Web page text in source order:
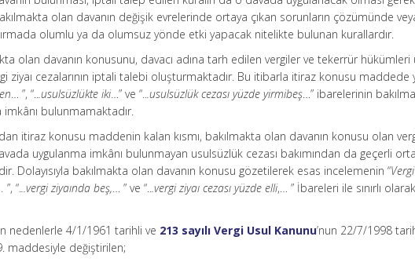
olan davanın değişik evrelerinde ortaya çıkan sorunların çözümünde
olumlu ya da olumsuz yönde etki yapacak nitelikte bulunan kurallardır.
olan davanın konusunu, davacı adına tarh edilen vergiler ve tekerrür hükümleri
ziyaı cezalarının iptali talebi oluşturmaktadır. Bu itibarla itiraz konusu maddede
… ”, “.. .usulsüzlükte iki…” ve “.. .usulsüzlük cezası yüzde yirmibeş …” ibarelerinin
imkânı bulunmamaktadır.
itiraz konusu maddenin kalan kısmı, bakılmakta olan davanın konusu olan vergi
uygulanma imkânı bulunmayan usulsüzlük cezası bakımından da geçerli
Dolayısıyla bakılmakta olan davanın konusu gözetilerek esas incelemenin “
”, “. ..vergi ziyaında beş, … ” ve “.. .vergi ziyaı cezası yüzde elli,… ” İbareleri ile sınırlı
nedenlerle 4/1/1961 tarihli ve 213 sayılı Vergi Usul Kanunu’nun 22/7/1998
maddesiyle değiştirilen;